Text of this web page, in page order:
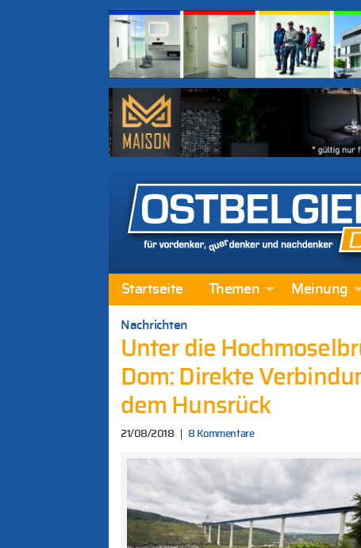
Startseite Themen Meinung
Nachrichten
Unter die
Dom: Direkte
dem Hunsrück
21/08/2018 8 Kommentare